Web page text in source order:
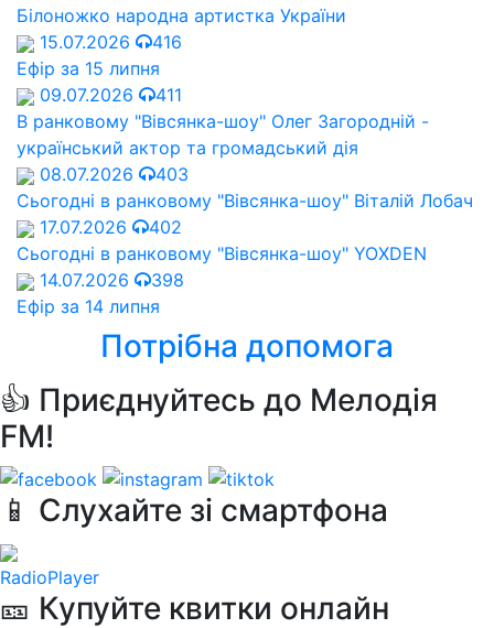
Білоножко народна артистка України
15.07.2026
416
Ефір за 15 липня
09.07.2026
411
В ранковому "Вівсянка-шоу" Олег Загородній -
український актор та громадський дія
08.07.2026
403
Сьогодні в ранковому "Вівсянка-шоу" Віталій Лобач
17.07.2026
402
Сьогодні в ранковому "Вівсянка-шоу" YOXDEN
14.07.2026
398
Ефір за 14 липня
Потрібна допомога
👍 Приєднуйтесь до Мелодія
FM!
📱 Слухайте зі смартфона
RadioPlayer
🎫 Купуйте квитки онлайн